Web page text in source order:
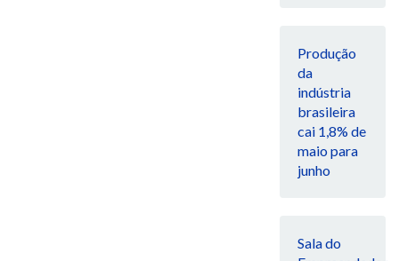
Produção
da
indústria
brasileira
cai 1,8% de
maio para
junho
Sala do